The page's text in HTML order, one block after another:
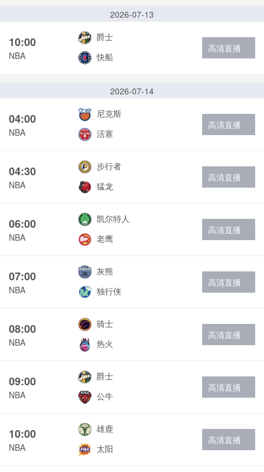
2026-07-13
10:00
NBA
爵士
快船
高清直播
2026-07-14
04:00
NBA
尼克斯
活塞
高清直播
04:30
NBA
步行者
猛龙
高清直播
06:00
NBA
凯尔特人
老鹰
高清直播
07:00
NBA
灰熊
独行侠
高清直播
08:00
NBA
骑士
热火
高清直播
09:00
NBA
爵士
公牛
高清直播
10:00
NBA
雄鹿
太阳
高清直播